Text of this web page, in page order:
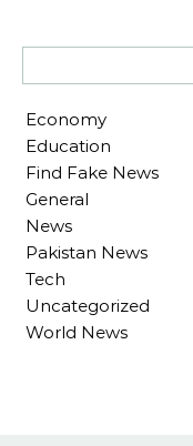
Economy
Education
Find Fake News
General
News
Pakistan News
Tech
Uncategorized
World News